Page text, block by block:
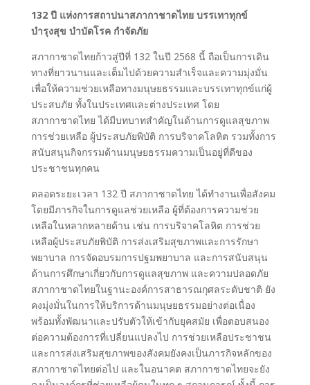
132 ปี แห่งการสถาปนาสภากาชาดไทย บรรเทาทุกข์
บำรุงสุข บำบัดโรค กำจัดภัย
สภากาชาดไทยก้าวสู่ปีที่ 132 ในปี 2568 นี้ ถือเป็นการเดิน
ทางที่ยาวนานและเต็มไปด้วยความสําเร็จและความมุ่งมั่น
เพื่อให้ความช่วยเหลือทางมนุษยธรรมและบรรเทาทุกข์แก่ผู้
ประสบภัย ทั้งในประเทศและต่างประเทศ โดย
สภากาชาดไทย ได้มีบทบาทสําคัญในด้านการดูแลสุขภาพ
การช่วยเหลือ ผู้ประสบภัยพิบัติ การบริจาคโลหิต รวมทั้งการ
สนับสนุนกิจกรรมด้านมนุษยธรรมความเป็นอยู่ที่ดีของ
ประชาชนทุกคน
ตลอดระยะเวลา 132 ปี สภากาชาดไทย ได้ทํางานเพื่อสังคม
โดยมีภารกิจในการดูแลช่วยเหลือ ผู้ที่ต้องการความช่วย
เหลือในหลากหลายด้าน เช่น การบริจาคโลหิต การช่วย
เหลือผู้ประสบภัยพิบัติ การส่งเสริมสุขภาพและการรักษา
พยาบาล การจัดอบรมการปฐมพยาบาล และการสนับสนุน
ด้านการศึกษาเกี่ยวกับการดูแลสุขภาพ และความปลอดภัย
สภากาชาดไทยในฐานะองค์การสาธารณกุศลระดับชาติ ยัง
คงมุ่งมั่นในการให้บริการด้านมนุษยธรรมอย่างต่อเนื่อง
พร้อมทั้งพัฒนาและปรับตัวให้เข้ากับยุคสมัย เพื่อตอบสนอง
ต่อความต้องการที่เปลี่ยนแปลงไป การช่วยเหลือประชาชน
และการส่งเสริมสุขภาพของสังคมยังคงเป็นภารกิจหลักของ
สภากาชาดไทยต่อไป และในอนาคต สภากาชาดไทยจะยัง